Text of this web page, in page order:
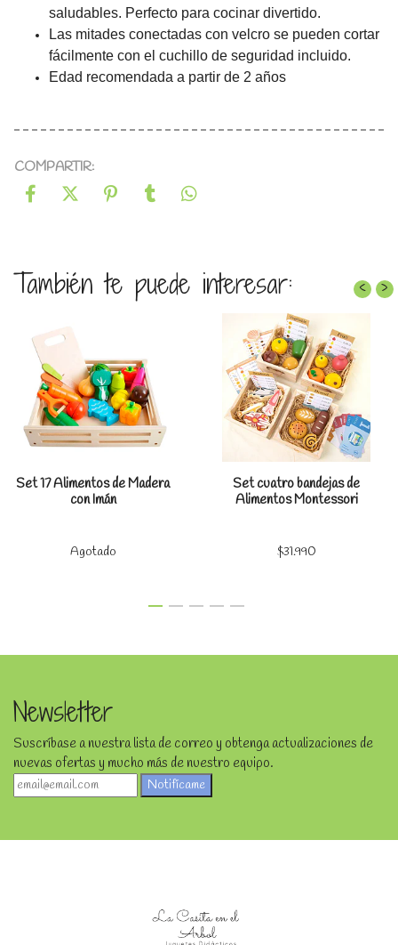
saludables. Perfecto para cocinar divertido.
Las mitades conectadas con velcro se pueden cortar
fácilmente con el cuchillo de seguridad incluido.
Edad recomendada a partir de 2 años
COMPARTIR:
También te puede interesar:
Set 17 Alimentos de Madera
con Imán
Agotado
Set cuatro bandejas de
Alimentos Montessori
$31.990
‹ ›
Newsletter
Suscríbase a nuestra lista de correo y obtenga actualizaciones de
nuevas ofertas y mucho más de nuestro equipo.
Notifícame